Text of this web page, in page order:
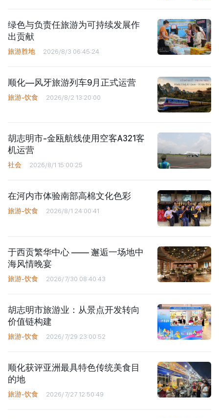
绿色与负责任旅游为可持续发展作
出贡献
旅游胜地 2026/8/3 06:45:24
顺化—风牙旅游列车9月正式运营
旅游-饮食 2026/8/2 13:20:00
胡志明市-金瓯航线使用空客A321客
机运营
社会 2026/8/1 15:00:25
在河内市体验南部高棉文化色彩
旅游-饮食 2026/8/1 24:00:41
于西贡繁华中心 —— 邂逅一场地中
海风情晚宴
旅游-饮食 2026/7/30 08:40:43
胡志明市旅游业：从景点开发转向
价值链构建
旅游-饮食 2026/7/29 23:00:52
顺化获评亚洲最具特色传统美食目
的地
旅游-饮食 2026/7/27 12:50:49